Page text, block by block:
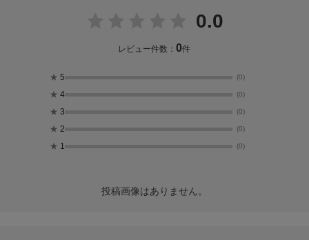
0.0
レビュー件数：0件
★ 5 (0)
★ 4 (0)
★ 3 (0)
★ 2 (0)
★ 1 (0)
投稿画像はありません。